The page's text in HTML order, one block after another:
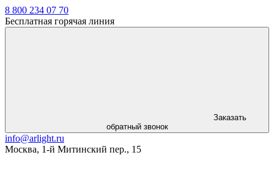
8 800 234 07 70
Бесплатная горячая линия
Заказать
обратный звонок
info@arlight.ru
Москва, 1-й Митинский пер., 15